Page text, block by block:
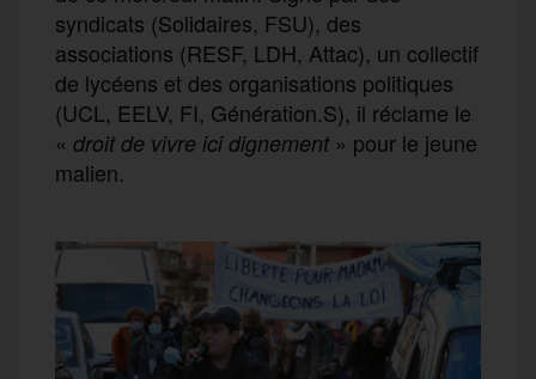
syndicats (Solidaires, FSU), des
associations (RESF, LDH, Attac), un collectif
de lycéens et des organisations politiques
(UCL, EELV, FI, Génération.S), il réclame le
« droit de vivre ici dignement» pour le jeune
malien.